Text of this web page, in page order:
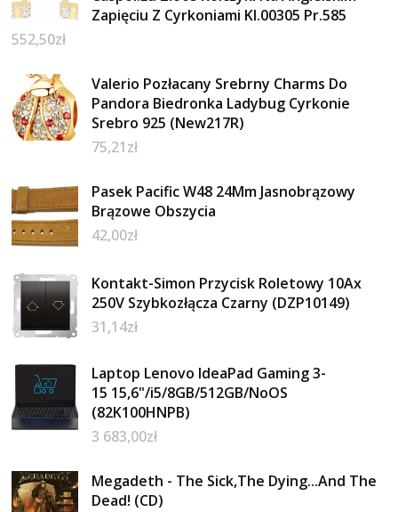
Zapięciu Z Cyrkoniami Kl.00305 Pr.585
552,50zł
Valerio Pozłacany Srebrny Charms Do
Pandora Biedronka Ladybug Cyrkonie
Srebro 925 (New217R)
75,21zł
Pasek Pacific W48 24Mm Jasnobrązowy
Brązowe Obszycia
42,00zł
Kontakt-Simon Przycisk Roletowy 10Ax
250V Szybkozłącza Czarny (DZP10149)
31,14zł
Laptop Lenovo IdeaPad Gaming 3-
15 15,6"/i5/8GB/512GB/NoOS
(82K100HNPB)
3 683,00zł
Megadeth - The Sick,The Dying...And The
Dead! (CD)